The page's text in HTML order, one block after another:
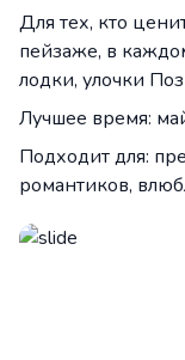
Для тех, кто
пейзаже, в
лодки, улочки
Лучшее время:
Подходит для:
романтиков,